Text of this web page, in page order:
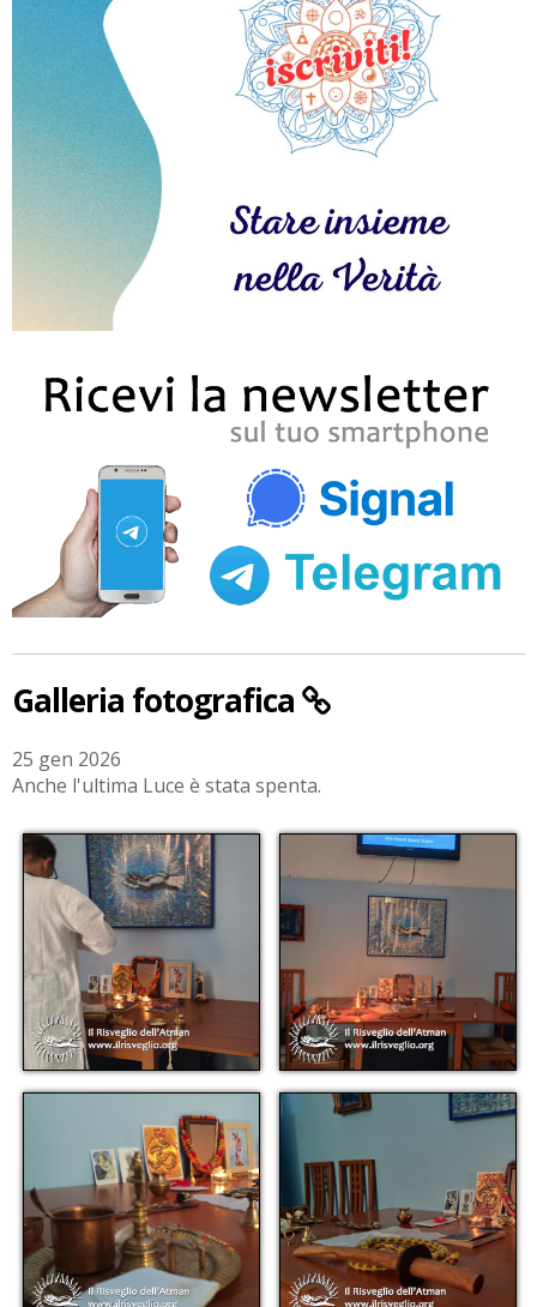
Galleria fotografica
25 gen 2026
Anche l'ultima Luce è stata spenta.